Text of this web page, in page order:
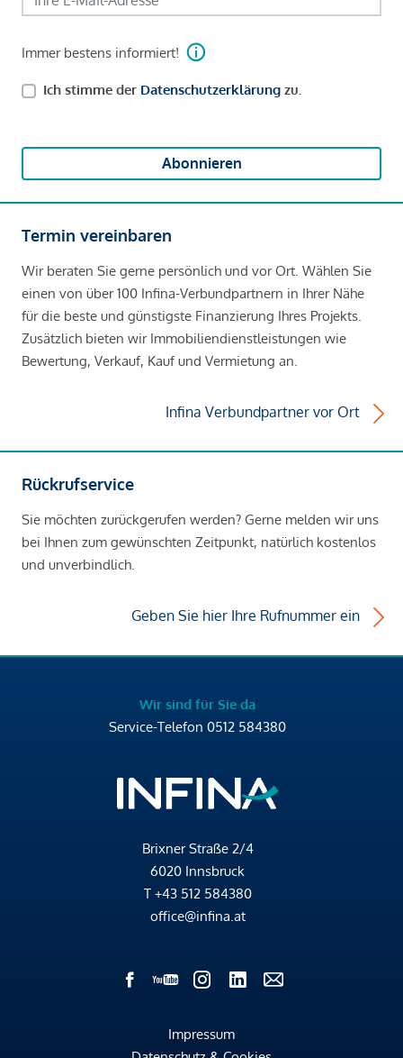
Immer bestens informiert!
Ich stimme der Datenschutzerklärung zu.
Abonnieren
Termin vereinbaren
Wir beraten Sie gerne persönlich und vor Ort. Wählen Sie
einen von über 100 Infina-Verbundpartnern in Ihrer Nähe
für die beste und günstigste Finanzierung Ihres Projekts.
Zusätzlich bieten wir Immobiliendienstleistungen wie
Bewertung, Verkauf, Kauf und Vermietung an.
Infina Verbundpartner vor Ort
Rückrufservice
Sie möchten zurückgerufen werden? Gerne melden wir uns
bei Ihnen zum gewünschten Zeitpunkt, natürlich kostenlos
und unverbindlich.
Geben Sie hier Ihre Rufnummer ein
Wir sind für Sie da
Service-Telefon 0512 584380
Brixner Straße 2/4
6020 Innsbruck
T +43 512 584380
office@infina.at
Impressum